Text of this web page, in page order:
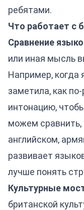
ребятами.
Что работает с
Сравнение
или иная мысль
Например, когда
заметила, как
интонацию,
можем сравнить,
английском,
развивает
лучше понять
Культурные
британской